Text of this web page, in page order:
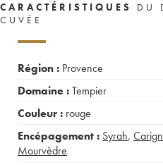
CARACTÉRISTIQUES
DU
CUVÉE
Région : Provence
Domaine :Tempier
Couleur : rouge
Encépagement : Syrah,
Mourvèdre